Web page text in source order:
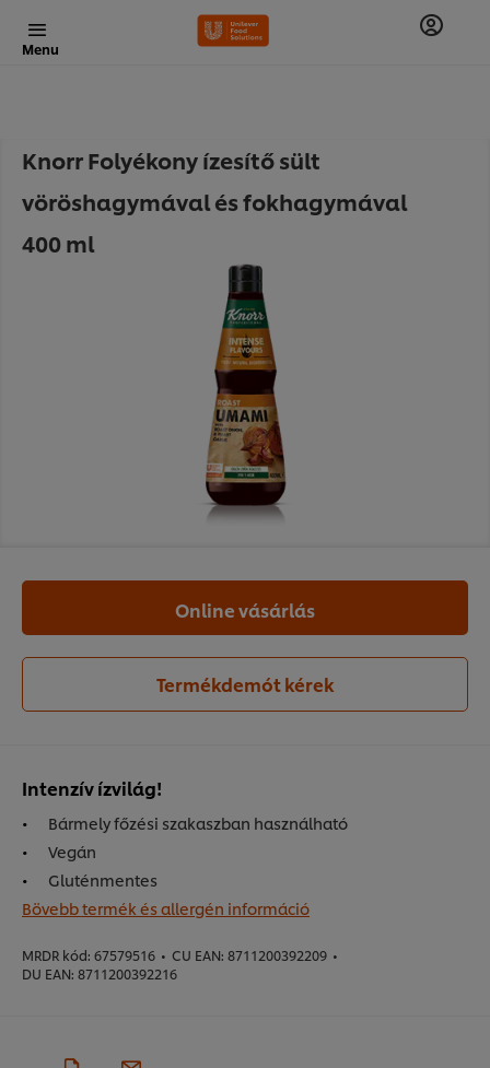
Menu
Knorr Folyékony ízesítő sült
vöröshagymával és fokhagymával
400 ml
Intenzív ízvilág!
Bármely főzési szakaszban használható
Vegán
Gluténmentes
Bövebb termék és allergén információ
MRDR kód: 67579516 • CU EAN: 8711200392209 •
DU EAN: 8711200392216
Online vásárlás
Termékdemót kérek